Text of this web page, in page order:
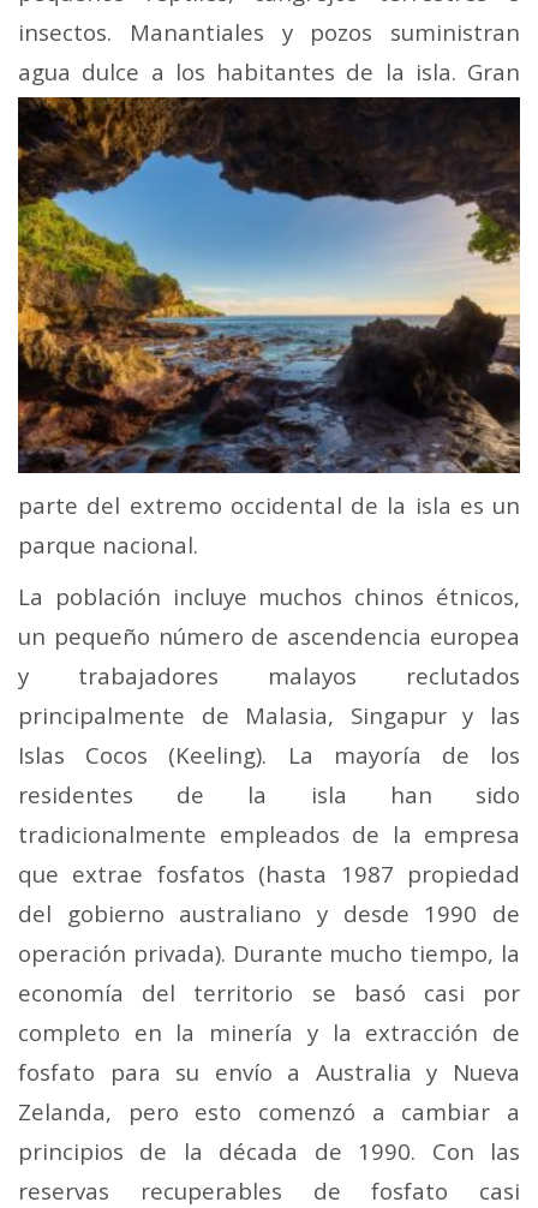
insectos. Manantiales y pozos suministran
agua dulce a los habitantes de la isla. Gran
parte del extremo occidental de la isla es un
parque nacional.
La población incluye muchos chinos étnicos,
un pequeño número de ascendencia europea
y trabajadores malayos reclutados
principalmente de Malasia, Singapur y las
Islas Cocos (Keeling). La mayoría de los
residentes de la isla han sido
tradicionalmente empleados de la empresa
que extrae fosfatos (hasta 1987 propiedad
del gobierno australiano y desde 1990 de
operación privada). Durante mucho tiempo, la
economía del territorio se basó casi por
completo en la minería y la extracción de
fosfato para su envío a Australia y Nueva
Zelanda, pero esto comenzó a cambiar a
principios de la década de 1990. Con las
reservas recuperables de fosfato casi